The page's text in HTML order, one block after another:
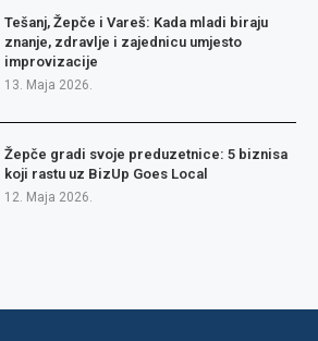
Tešanj, Žepče i Vareš: Kada mladi biraju
znanje, zdravlje i zajednicu umjesto
improvizacije
13. Maja 2026.
Žepče gradi svoje preduzetnice: 5 biznisa
koji rastu uz BizUp Goes Local
12. Maja 2026.